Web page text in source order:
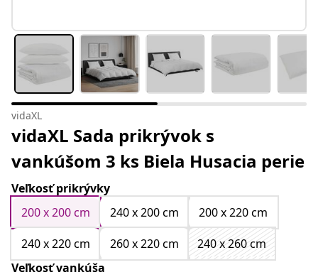
vidaXL
vidaXL Sada prikrývok s
vankúšom 3 ks Biela Husacia perie
Veľkosť prikrývky
200 x 200 cm
240 x 200 cm
200 x 220 cm
240 x 220 cm
260 x 220 cm
240 x 260 cm
Veľkosť vankúša